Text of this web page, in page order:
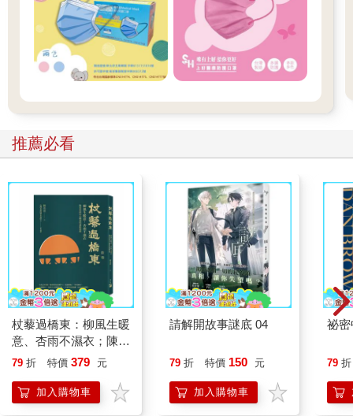
推薦必看
杖藜過橋東：柳風生暖
意、杏雨不濕衣；陳亮
恭談以心轉境的適齡漫
79 折 特價 379 元
加入購物車
請解開故事謎底 04
79 折 特價 150 元
加入購物車
祕
79 折